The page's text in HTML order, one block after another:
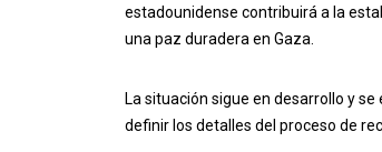
estadounidense contribuirá a la
una paz duradera en Gaza.
La situación sigue en desarrollo y
definir los detalles del proceso de